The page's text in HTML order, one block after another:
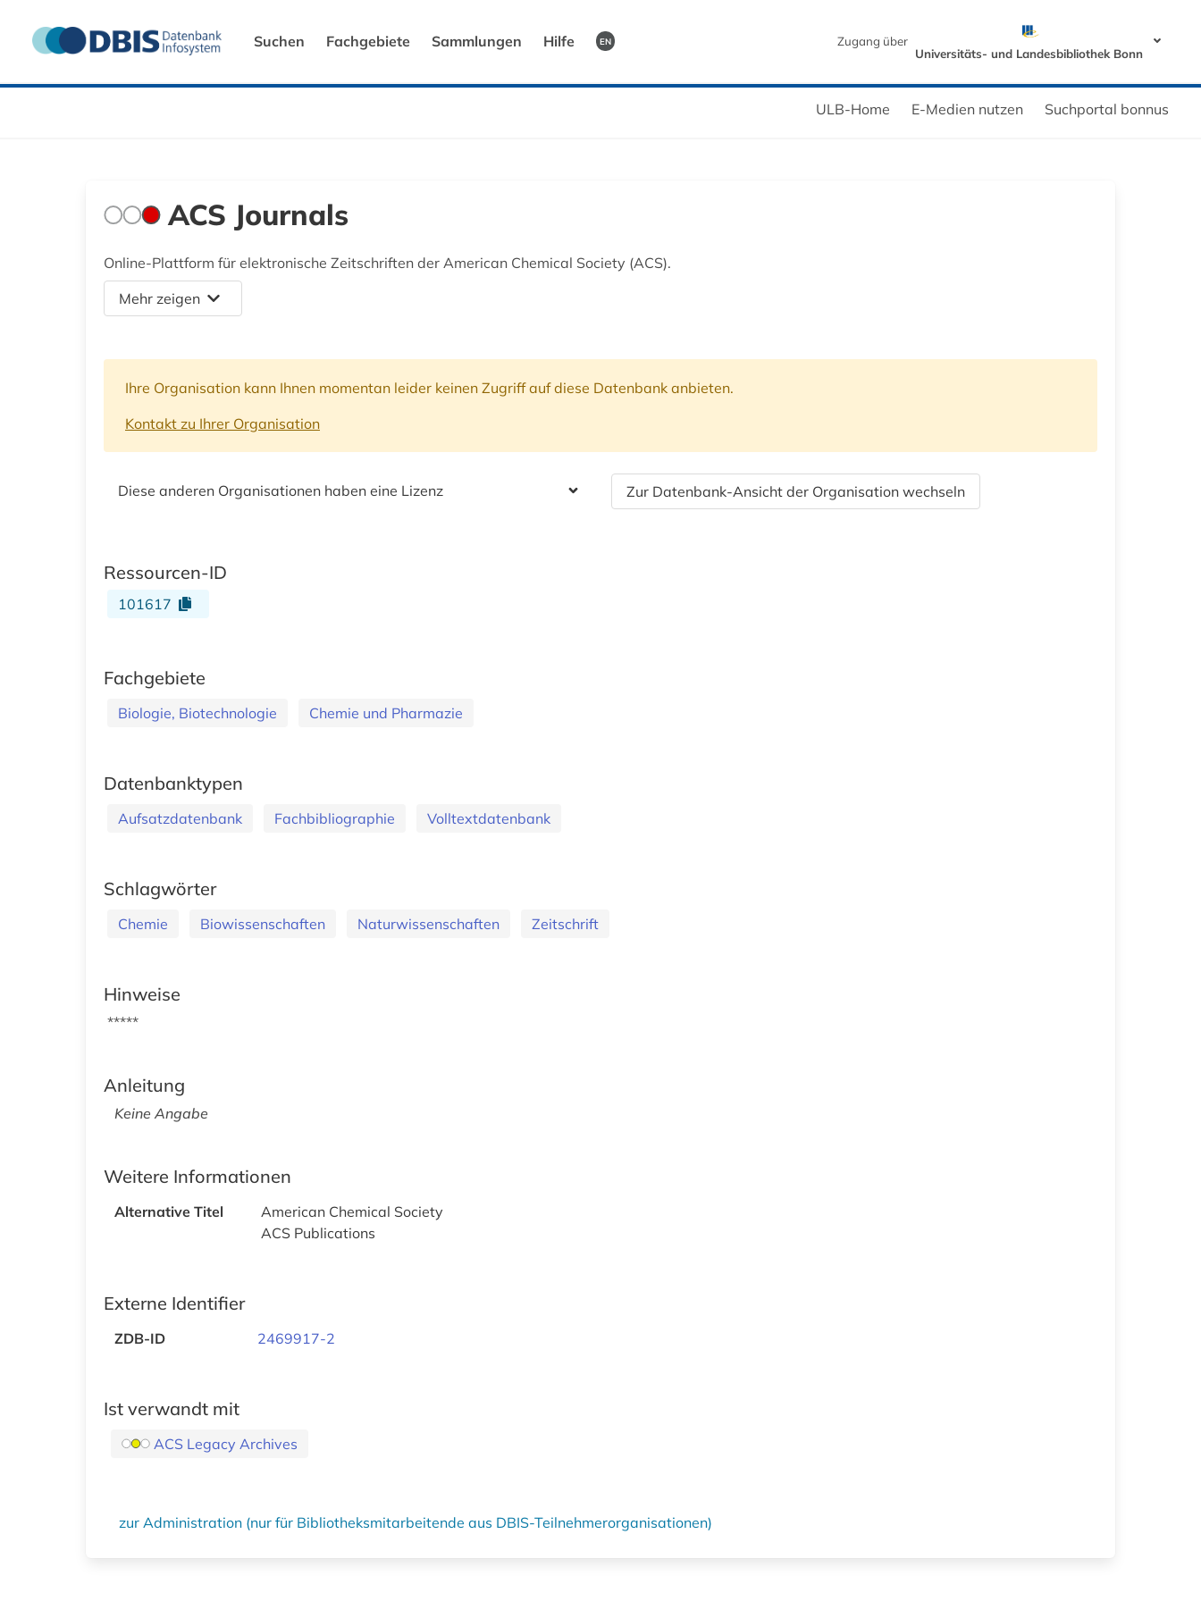
Suchen Fachgebiete Sammlungen Hilfe EN
Zugang über
Universitäts- und Landesbibliothek Bonn
ULB-Home E-Medien nutzen Suchportal bonnus
ACS Journals
Online-Plattform für elektronische Zeitschriften der American Chemical Society (ACS).
Mehr zeigen
Ihre Organisation kann Ihnen momentan leider keinen Zugriff auf diese Datenbank anbieten.
Kontakt zu Ihrer Organisation
Diese anderen Organisationen haben eine Lizenz Zur Datenbank-Ansicht der Organisation wechseln
Ressourcen-ID
101617
Fachgebiete
Biologie, Biotechnologie Chemie und Pharmazie
Datenbanktypen
Aufsatzdatenbank Fachbibliographie Volltextdatenbank
Schlagwörter
Chemie Biowissenschaften Naturwissenschaften Zeitschrift
Hinweise
*****
Anleitung
Keine Angabe
Weitere Informationen
Alternative Titel
American Chemical Society
ACS Publications
Externe Identifier
ZDB-ID 2469917-2
Ist verwandt mit
ACS Legacy Archives
zur Administration (nur für Bibliotheksmitarbeitende aus DBIS-Teilnehmerorganisationen)